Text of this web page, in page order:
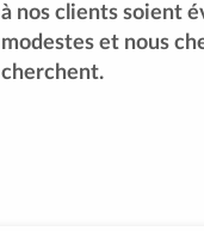
à nos clients soient
modestes et nous
cherchent.